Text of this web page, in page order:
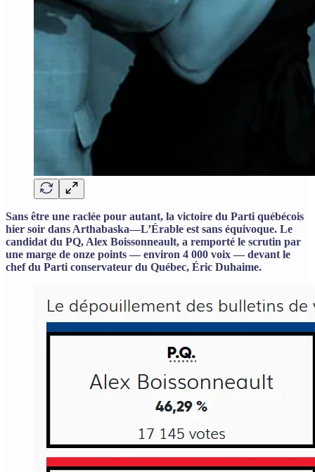
Sans être une raclée pour autant, la victoire du Parti québécois
hier soir dans Arthabaska—L’Érable est sans équivoque. Le
candidat du PQ, Alex Boissonneault, a remporté le scrutin par
une marge de onze points — environ 4 000 voix — devant le
chef du Parti conservateur du Québec, Éric Duhaime.